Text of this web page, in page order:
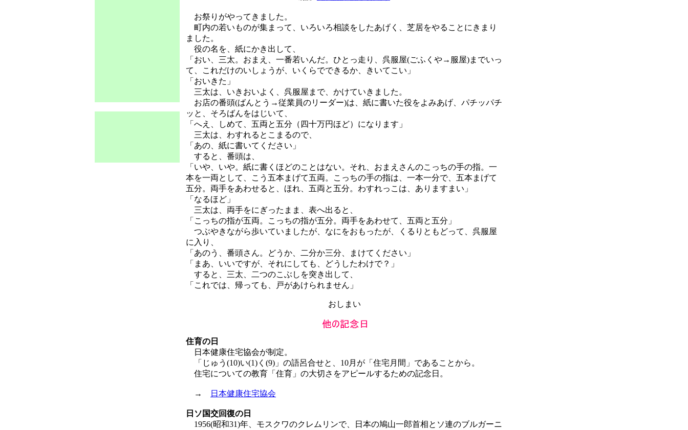
お祭りがやってきました。
町内の若いものが集まって、いろいろ相談をしたあげく、芝居をやることにきまり
ました。
役の名を、紙にかき出して、
「おい、三太。おまえ、一番若いんだ。ひとっ走り、呉服屋(ごふくや→服屋)までいっ
て、これだけのいしょうが、いくらでできるか、きいてこい」
「おいきた」
三太は、いきおいよく、呉服屋まで、かけていきました。
お店の番頭(ばんとう→従業員のリーダー)は、紙に書いた役をよみあげ、パチッパチ
ッと、そろばんをはじいて、
「へえ、しめて、五両と五分（四十万円ほど）になります」
三太は、わすれるとこまるので、
「あの、紙に書いてください」
すると、番頭は、
「いや、いや。紙に書くほどのことはない。それ、おまえさんのこっちの手の指。一
本を一両として、こう五本まげて五両。こっちの手の指は、一本一分で、五本まげて
五分。両手をあわせると、ほれ、五両と五分。わすれっこは、ありますまい」
「なるほど」
三太は、両手をにぎったまま、表へ出ると、
「こっちの指が五両。こっちの指が五分。両手をあわせて、五両と五分」
つぶやきながら歩いていましたが、なにをおもったが、くるりともどって、呉服屋
に入り、
「あのう、番頭さん。どうか、二分か三分、まけてください」
「まあ、いいですが、それにしても、どうしたわけで？」
すると、三太、二つのこぶしを突き出して、
「これでは、帰っても、戸があけられません」
おしまい
住育の日
日本健康住宅協会が制定。
「じゅう(10)い(1)く(9)」の語呂合せと、10月が「住宅月間」であることから。
住宅についての教育「住育」の大切さをアピールするための記念日。
→ 日本健康住宅協会
日ソ国交回復の日
1956(昭和31)年、モスクワのクレムリンで、日本の鳩山一郎首相とソ連のブルガーニ